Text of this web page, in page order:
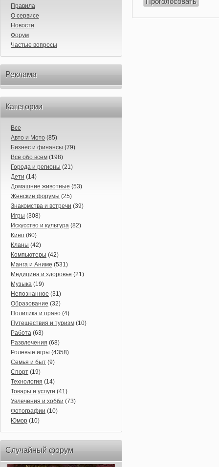
Правила
О сервисе
Новости
Форум
Частые вопросы
Реклама
Категории
Все
Авто и Мото (85)
Бизнес и финансы (79)
Все обо всем (198)
Города и регионы (21)
Дети (14)
Домашние животные (53)
Женские форумы (25)
Знакомства и встречи (39)
Игры (308)
Искусство и культура (82)
Кино (60)
Кланы (42)
Компьютеры (42)
Манга и Аниме (531)
Медицина и здоровье (21)
Музыка (19)
Непознанное (31)
Образование (32)
Политика и право (4)
Путешествия и туризм (10)
Работа (63)
Развлечения (68)
Ролевые игры (4358)
Семья и быт (9)
Спорт (19)
Технология (14)
Товары и услуги (41)
Увлечения и хобби (73)
Фотографии (10)
Юмор (10)
Случайный форум